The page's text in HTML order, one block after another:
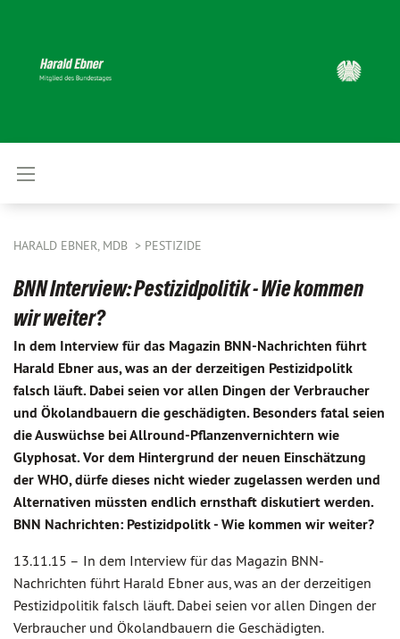
HARALD EBNER, MDB PESTIZIDE
BNN Interview: Pestizidpolitik - Wie kommen
wir weiter?
In dem Interview für das Magazin BNN-Nachrichten führt
Harald Ebner aus, was an der derzeitigen Pestizidpolitk
falsch läuft. Dabei seien vor allen Dingen der Verbraucher
und Ökolandbauern die geschädigten. Besonders fatal seien
die Auswüchse bei Allround-Pflanzenvernichtern wie
Glyphosat. Vor dem Hintergrund der neuen Einschätzung
der WHO, dürfe dieses nicht wieder zugelassen werden und
Alternativen müssten endlich ernsthaft diskutiert werden.
BNN Nachrichten: Pestizidpolitk - Wie kommen wir weiter?
13.11.15 – In dem Interview für das Magazin BNN-
Nachrichten führt Harald Ebner aus, was an der derzeitigen
Pestizidpolitik falsch läuft. Dabei seien vor allen Dingen der
Verbraucher und Ökolandbauern die Geschädigten.